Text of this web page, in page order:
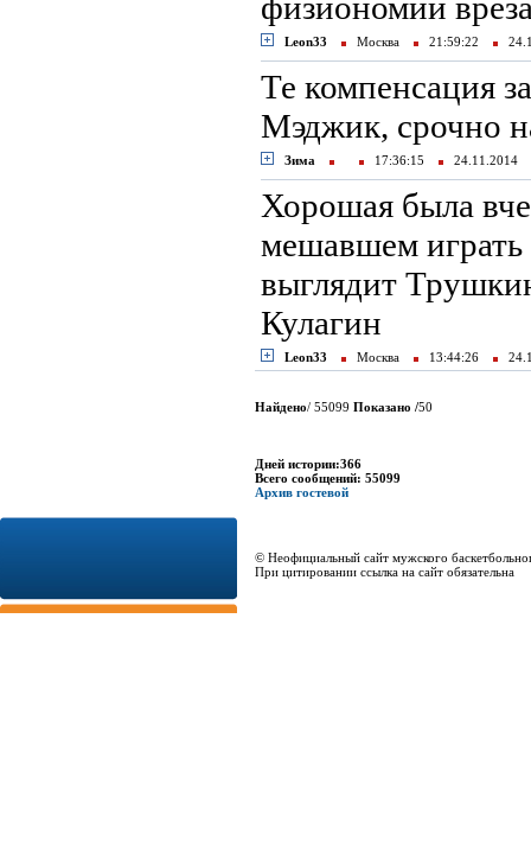
Leon33 Москва 21:59:22
Те компенсация
Мэджик, срочно
Зима 17:36:15 24.11.2014
Хорошая была
мешавшем
выглядит
Кулагин
Leon33 Москва 13:44:26
Найдено/ 55099 Показано /50
Дней истории:366
Всего сообщений: 55099
Архив гостевой
© Неофициальный сайт мужского
При цитировании ссылка на сайт обязательна